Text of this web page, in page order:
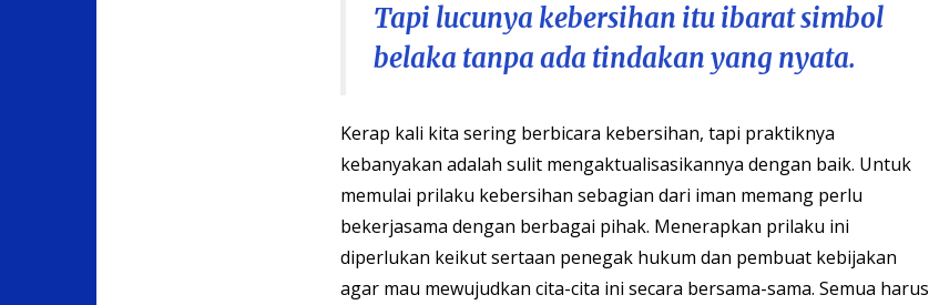
Tapi lucunya kebersihan itu ibarat simbol
belaka tanpa ada tindakan yang nyata.
Kerap kali kita sering berbicara kebersihan, tapi praktiknya
kebanyakan adalah sulit mengaktualisasikannya dengan baik. Untuk
memulai prilaku kebersihan sebagian dari iman memang perlu
bekerjasama dengan berbagai pihak. Menerapkan prilaku ini
diperlukan keikut sertaan penegak hukum dan pembuat kebijakan
agar mau mewujudkan cita-cita ini secara bersama-sama. Semua harus